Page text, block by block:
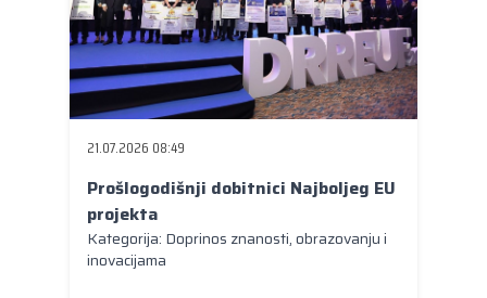
21.07.2026 08:49
Prošlogodišnji dobitnici Najboljeg EU
projekta
Kategorija: Doprinos znanosti, obrazovanju i
inovacijama